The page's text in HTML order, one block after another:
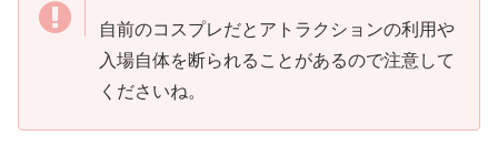
自前のコスプレだとアトラクションの利用や
入場自体を断られることがあるので注意して
くださいね。